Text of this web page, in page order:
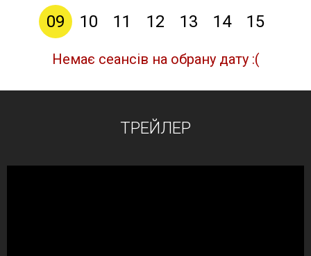
09
10 11 12 13 14 15
Немає сеансів на обрану дату :(
ТРЕЙЛЕР